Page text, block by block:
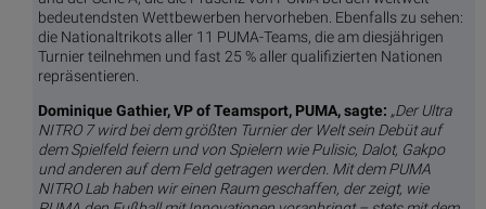
bedeutendsten Wettbewerben hervorheben. Ebenfalls zu sehen:
die Nationaltrikots aller 11 PUMA-Teams, die am diesjährigen
Turnier teilnehmen und fast 25 % aller qualifizierten Nationen
repräsentieren.
Dominique Gathier, VP of Teamsport, PUMA, sagte: „Der Ultra
NITRO 7 wird bei dem größten Turnier der Welt sein Debüt auf
dem Spielfeld feiern und von Spielern wie Pulisic, Dalot, Gakpo
und anderen auf dem Feld getragen werden. Mit dem PUMA
NITRO Lab haben wir einen Raum geschaffen, der zeigt, wie